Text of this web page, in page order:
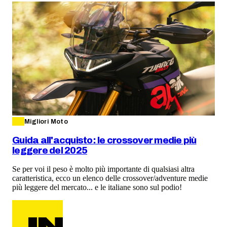
Migliori Moto
Guida all'acquisto: le crossover medie più
leggere del 2025
Se per voi il peso è molto più importante di qualsiasi altra
caratteristica, ecco un elenco delle crossover/adventure medie
più leggere del mercato... e le italiane sono sul podio!